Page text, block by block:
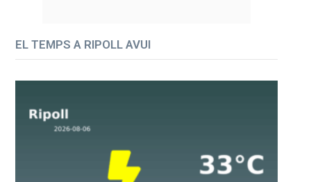
EL TEMPS A RIPOLL AVUI